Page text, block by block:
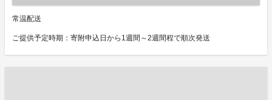
常温配送
ご提供予定時期：寄附申込日から1週間～2週間程で順次発送